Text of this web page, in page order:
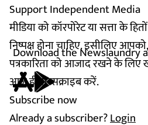
Support Independent Media
मीडिया को कॉरपोरेट या सत्ता के
निष्पक्ष होना चाहिए. इसीलिए
पत्रकारिता को आजाद रखने के
आज ही सब्सक्राइब करें.
Subscribe now
Already a subscriber?Login
Download the Newslaundry